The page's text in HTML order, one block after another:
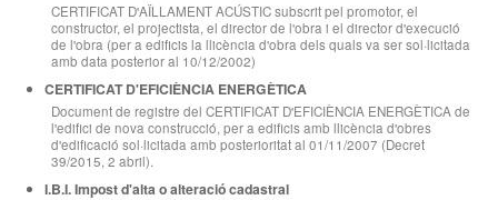
CERTIFICAT D'AÏLLAMENT ACÚSTIC subscrit pel promotor, el
constructor, el projectista, el director de l'obra i el director d'execució
de l'obra (per a edificis la llicència d'obra dels quals va ser sol·licitada
amb data posterior al 10/12/2002)
CERTIFICAT D'EFICIÈNCIA ENERGÈTICA
Document de registre del CERTIFICAT D'EFICIÈNCIA ENERGÈTICA de
l'edifici de nova construcció, per a edificis amb llicència d'obres
d'edificació sol·licitada amb posterioritat al 01/11/2007 (Decret
39/2015, 2 abril).
I.B.I. Impost d'alta o alteració cadastral